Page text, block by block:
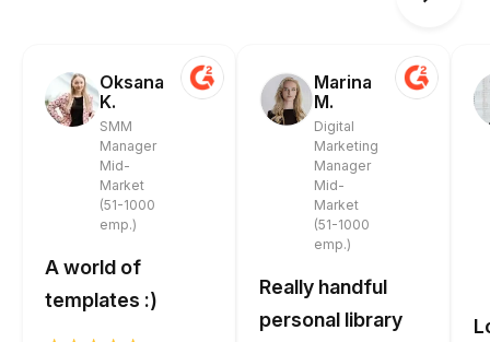
Oksana
K.
SMM
Manager
Mid-
Market
(51-1000
emp.)
A world of
templates :)
Marina
M.
Digital
Marketing
Manager
Mid-
Market
(51-1000
emp.)
Really handful
personal library